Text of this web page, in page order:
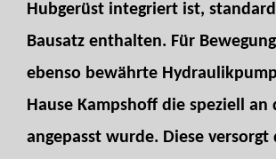
Hubgerüst integriert ist,
Bausatz enthalten. Für
ebenso bewährte
Hause Kampshoff die speziell an
angepasst wurde. Diese versorgt